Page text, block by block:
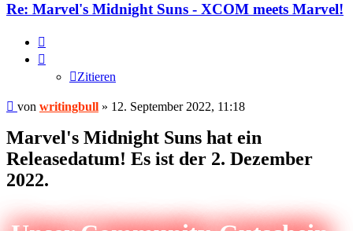
Re: Marvel's Midnight Suns - XCOM meets Marvel!
Zitieren
Beitrag
von writingbull » 12. September 2022, 11:18
Marvel's Midnight Suns hat ein
Releasedatum! Es ist der 2. Dezember
2022.